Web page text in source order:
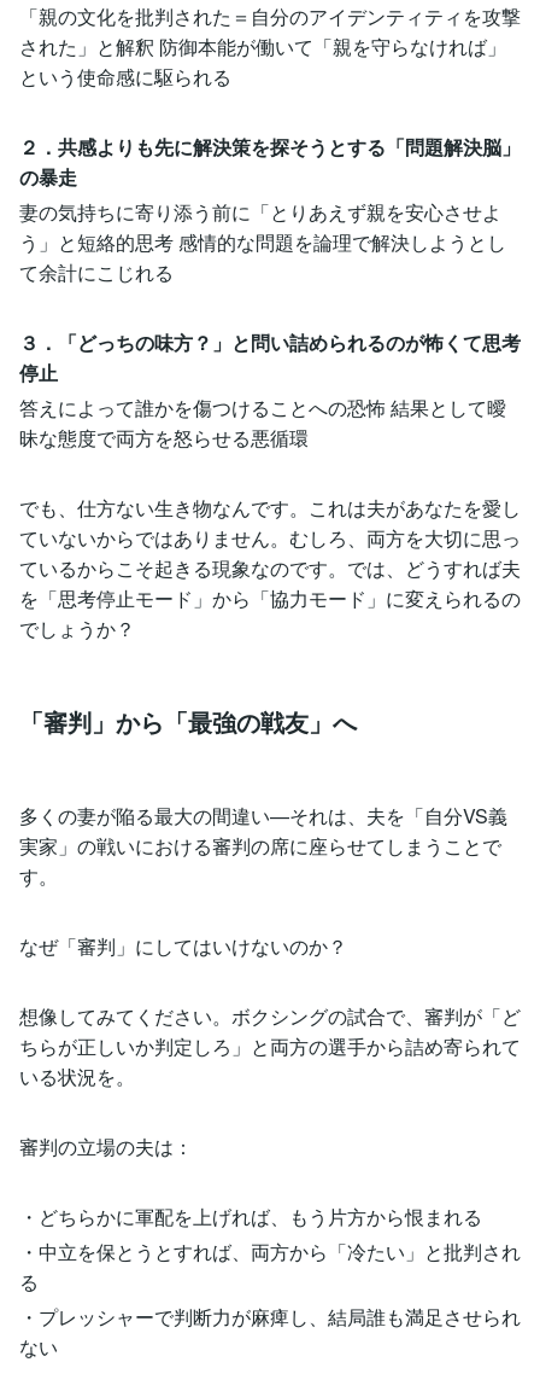
「親の文化を批判された＝自分のアイデンティティを攻撃
された」と解釈 防御本能が働いて「親を守らなければ」
という使命感に駆られる
２．共感よりも先に解決策を探そうとする「問題解決脳」
の暴走
妻の気持ちに寄り添う前に「とりあえず親を安心させよ
う」と短絡的思考 感情的な問題を論理で解決しようとし
て余計にこじれる
３．「どっちの味方？」と問い詰められるのが怖くて思考
停止
答えによって誰かを傷つけることへの恐怖 結果として曖
昧な態度で両方を怒らせる悪循環
でも、仕方ない生き物なんです。これは夫があなたを愛し
ていないからではありません。むしろ、両方を大切に思っ
ているからこそ起きる現象なのです。では、どうすれば夫
を「思考停止モード」から「協力モード」に変えられるの
でしょうか？
「審判」から「最強の戦友」へ
多くの妻が陥る最大の間違い—それは、夫を「自分VS義
実家」の戦いにおける審判の席に座らせてしまうことで
す。
なぜ「審判」にしてはいけないのか？
想像してみてください。ボクシングの試合で、審判が「ど
ちらが正しいか判定しろ」と両方の選手から詰め寄られて
いる状況を。
審判の立場の夫は：
・どちらかに軍配を上げれば、もう片方から恨まれる
・中立を保とうとすれば、両方から「冷たい」と批判され
る
・プレッシャーで判断力が麻痺し、結局誰も満足させられ
ない